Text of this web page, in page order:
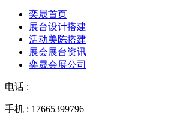
奕晟首页
展台设计搭建
活动美陈搭建
展会展台资讯
奕晟会展公司
电话 :
手机 : 17665399796